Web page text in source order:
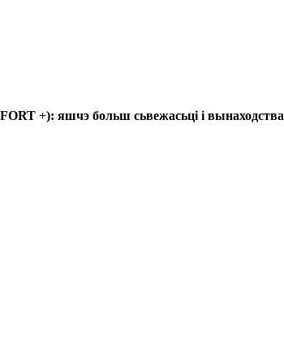
+): яшчэ больш сьвежасьці і вынаходства